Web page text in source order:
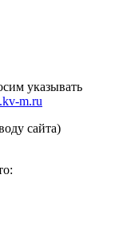
указывать
m.ru
сайта)